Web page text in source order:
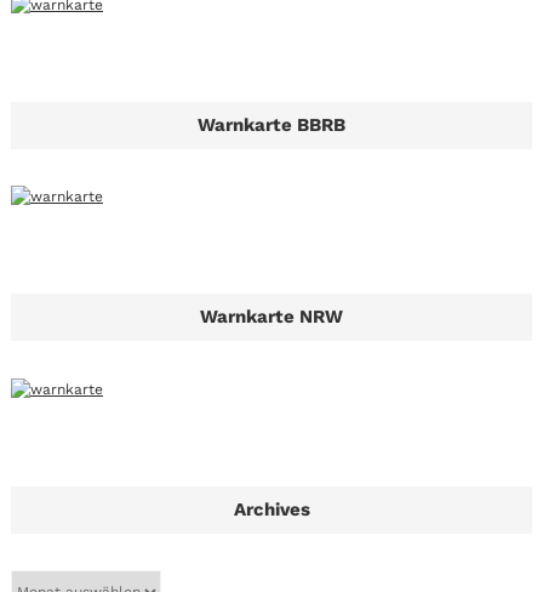
Warnkarte BBRB
Warnkarte NRW
Archives